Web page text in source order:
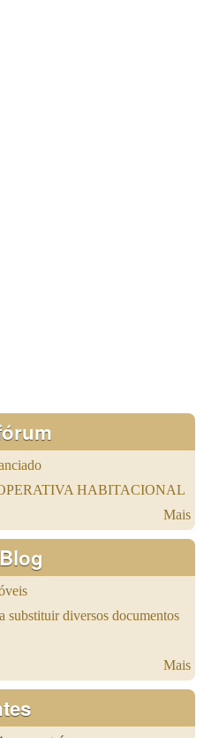
HABITACIONAL
Mais
substituir diversos documentos
Mais